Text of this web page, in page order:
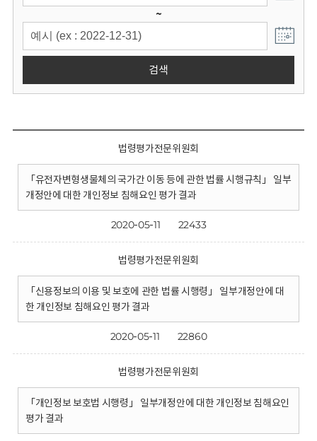
~
검색
법령평가전문위원회
「유전자변형생물체의 국가간 이동 등에 관한 법률 시행규칙」 일부
개정안에 대한 개인정보 침해요인 평가 결과
2020-05-11 22433
법령평가전문위원회
「신용정보의 이용 및 보호에 관한 법률 시행령」 일부개정안에 대
한 개인정보 침해요인 평가 결과
2020-05-11 22860
법령평가전문위원회
「개인정보 보호법 시행령」 일부개정안에 대한 개인정보 침해요인
평가 결과